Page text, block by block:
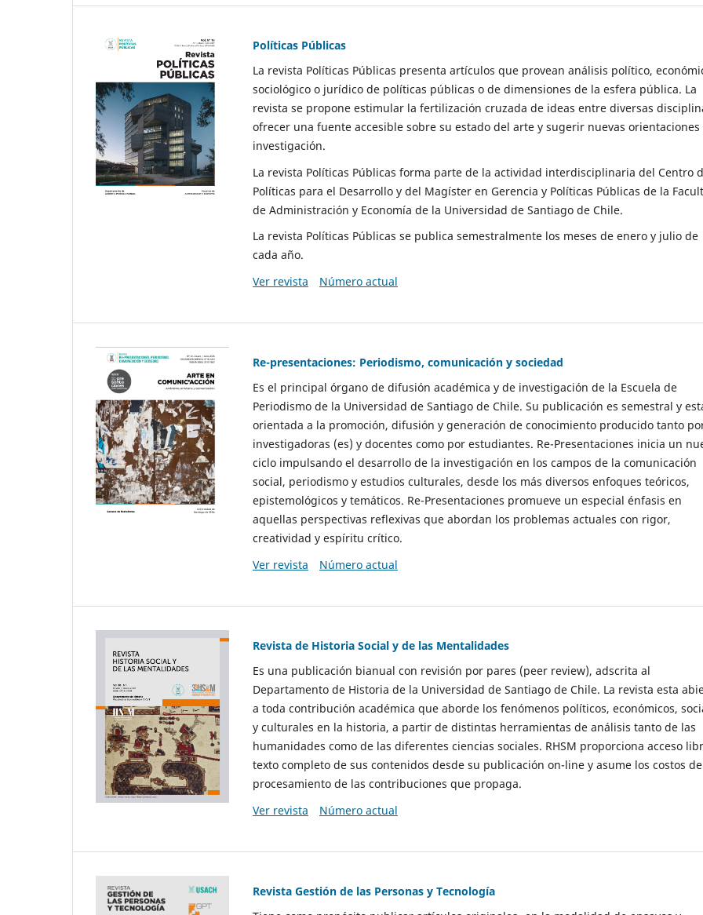
Políticas Públicas
La revista Políticas Públicas presenta artículos que provean análisis político,
sociológico o jurídico de políticas públicas o de dimensiones de la esfera pública. La
revista se propone estimular la fertilización cruzada de ideas entre diversas
ofrecer una fuente accesible sobre su estado del arte y sugerir nuevas orientaciones
investigación.
La revista Políticas Públicas forma parte de la actividad interdisciplinaria del Centro
Políticas para el Desarrollo y del Magíster en Gerencia y Políticas Públicas de la
de Administración y Economía de la Universidad de Santiago de Chile.
La revista Políticas Públicas se publica semestralmente los meses de enero y julio de
cada año.
Ver revista
Número actual
Re-presentaciones: Periodismo, comunicación y sociedad
Es el principal órgano de difusión académica y de investigación de la Escuela de
Periodismo de la Universidad de Santiago de Chile. Su publicación es semestral y
orientada a la promoción, difusión y generación de conocimiento producido tanto
investigadoras (es) y docentes como por estudiantes. Re-Presentaciones inicia un
ciclo impulsando el desarrollo de la investigación en los campos de la comunicación
social, periodismo y estudios culturales, desde los más diversos enfoques teóricos,
epistemológicos y temáticos. Re-Presentaciones promueve un especial énfasis en
aquellas perspectivas reflexivas que abordan los problemas actuales con rigor,
creatividad y espíritu crítico.
Ver revista
Número actual
Revista de Historia Social y de las Mentalidades
Es una publicación bianual con revisión por pares (peer review), adscrita al
Departamento de Historia de la Universidad de Santiago de Chile. La revista esta
a toda contribución académica que aborde los fenómenos políticos, económicos,
y culturales en la historia, a partir de distintas herramientas de análisis tanto de las
humanidades como de las diferentes ciencias sociales. RHSM proporciona acceso
texto completo de sus contenidos desde su publicación on-line y asume los costos de
procesamiento de las contribuciones que propaga.
Ver revista
Número actual
Revista Gestión de las Personas y Tecnología